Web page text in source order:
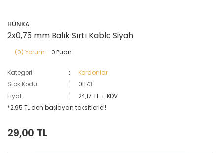
HÜNKA
2x0,75 mm Balık Sırtı Kablo Siyah
(0) Yorum - 0 Puan
Kategori
Kordonlar
Stok Kodu
01173
Fiyat
24,17 TL + KDV
*2,95 TL den başlayan taksitlerle!!
29,00 TL